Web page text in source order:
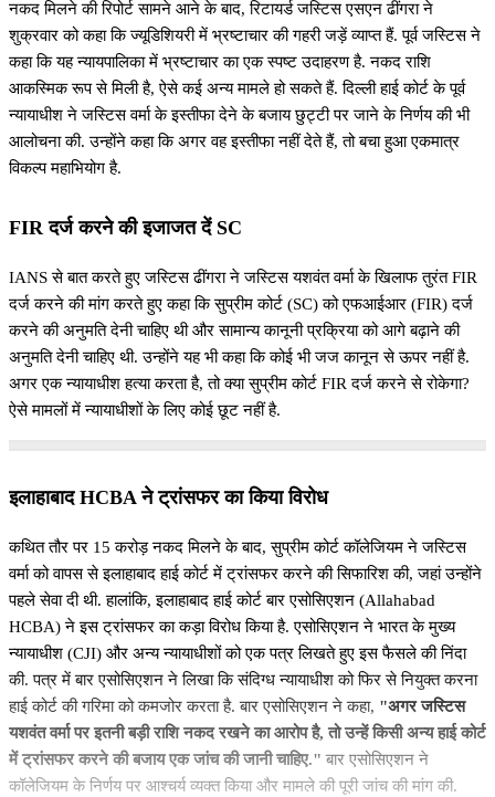
नकद मिलने की रिपोर्ट सामने आने के बाद, रिटायर्ड जस्टिस एसएन ढींगरा ने
शुक्रवार को कहा कि ज्यूडिशियरी में भ्रष्टाचार की गहरी जड़ें व्याप्त हैं. पूर्व जस्टिस ने
कहा कि यह न्यायपालिका में भ्रष्टाचार का एक स्पष्ट उदाहरण है. नकद राशि
आकस्मिक रूप से मिली है, ऐसे कई अन्य मामले हो सकते हैं. दिल्ली हाई कोर्ट के पूर्व
न्यायाधीश ने जस्टिस वर्मा के इस्तीफा देने के बजाय छुट्टी पर जाने के निर्णय की भी
आलोचना की. उन्होंने कहा कि अगर वह इस्तीफा नहीं देते हैं, तो बचा हुआ एकमात्र
विकल्प महाभियोग है.
FIR दर्ज करने की इजाजत दें SC
IANS से बात करते हुए जस्टिस ढींगरा ने जस्टिस यशवंत वर्मा के खिलाफ तुरंत FIR
दर्ज करने की मांग करते हुए कहा कि सुप्रीम कोर्ट (SC) को एफआईआर (FIR) दर्ज
करने की अनुमति देनी चाहिए थी और सामान्य कानूनी प्रक्रिया को आगे बढ़ाने की
अनुमति देनी चाहिए थी. उन्होंने यह भी कहा कि कोई भी जज कानून से ऊपर नहीं है.
अगर एक न्यायाधीश हत्या करता है, तो क्या सुप्रीम कोर्ट FIR दर्ज करने से रोकेगा?
ऐसे मामलों में न्यायाधीशों के लिए कोई छूट नहीं है.
इलाहाबाद HCBA ने ट्रांसफर का किया विरोध
कथित तौर पर 15 करोड़ नकद मिलने के बाद, सुप्रीम कोर्ट कॉलेजियम ने जस्टिस
वर्मा को वापस से इलाहाबाद हाई कोर्ट में ट्रांसफर करने की सिफारिश की, जहां उन्होंने
पहले सेवा दी थी. हालांकि, इलाहाबाद हाई कोर्ट बार एसोसिएशन (Allahabad
HCBA) ने इस ट्रांसफर का कड़ा विरोध किया है. एसोसिएशन ने भारत के मुख्य
न्यायाधीश (CJI) और अन्य न्यायाधीशों को एक पत्र लिखते हुए इस फैसले की निंदा
की. पत्र में बार एसोसिएशन ने लिखा कि संदिग्ध न्यायाधीश को फिर से नियुक्त करना
हाई कोर्ट की गरिमा को कमजोर करता है. बार एसोसिएशन ने कहा, "अगर जस्टिस
यशवंत वर्मा पर इतनी बड़ी राशि नकद रखने का आरोप है, तो उन्हें किसी अन्य हाई कोर्ट
में ट्रांसफर करने की बजाय एक जांच की जानी चाहिए." बार एसोसिएशन ने
कॉलेजियम के निर्णय पर आश्चर्य व्यक्त किया और मामले की पूरी जांच की मांग की.